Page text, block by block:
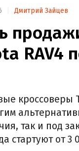
Дмитрий Зайцев
RAV4
кроссоверы
так и под
стартуют от